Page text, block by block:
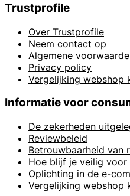
Trustprofile
Over Trustprofile
Neem contact op
Algemene
Privacy policy
Vergelijking webshop
Informatie voor
De zekerheden
Reviewbeleid
Betrouwbaarheid van
Hoe blijf je veilig
Oplichting in de e-
Vergelijking webshop